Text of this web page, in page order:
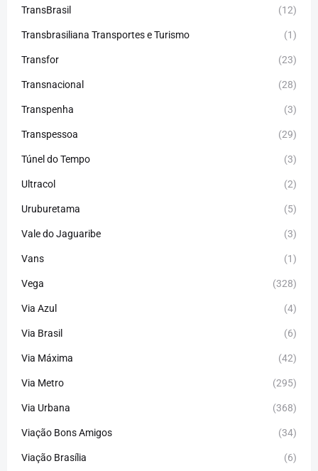
TransBrasil (12)
Transbrasiliana Transportes e Turismo (1)
Transfor (23)
Transnacional (28)
Transpenha (3)
Transpessoa (29)
Túnel do Tempo (3)
Ultracol (2)
Uruburetama (5)
Vale do Jaguaribe (3)
Vans (1)
Vega (328)
Via Azul (4)
Via Brasil (6)
Via Máxima (42)
Via Metro (295)
Via Urbana (368)
Viação Bons Amigos (34)
Viação Brasília (6)